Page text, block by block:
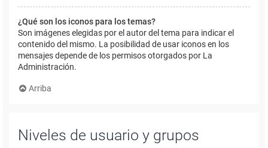
¿Qué son los iconos para los temas?
Son imágenes elegidas por el autor del tema para indicar el
contenido del mismo. La posibilidad de usar iconos en los
mensajes depende de los permisos otorgados por La
Administración.
Arriba
Niveles de usuario y grupos